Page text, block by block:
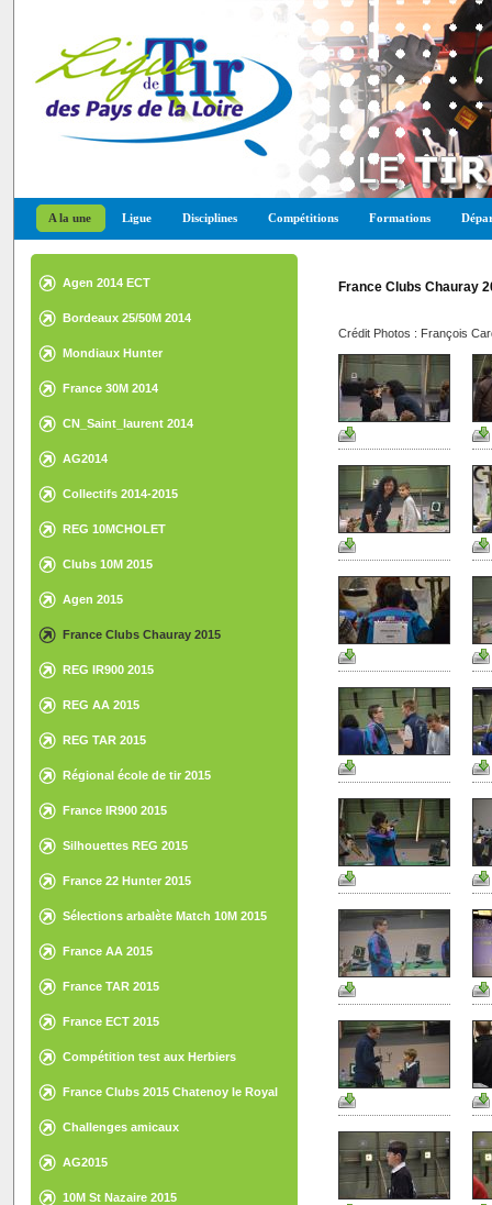
A la une Ligue Disciplines Compétitions Formations
Agen 2014 ECT
Bordeaux 25/50M 2014
Mondiaux Hunter
France 30M 2014
CN_Saint_laurent 2014
AG2014
Collectifs 2014-2015
REG 10MCHOLET
Clubs 10M 2015
Agen 2015
France Clubs Chauray 2015
REG IR900 2015
REG AA 2015
REG TAR 2015
Régional école de tir 2015
France IR900 2015
Silhouettes REG 2015
France 22 Hunter 2015
Sélections arbalète Match 10M 2015
France AA 2015
France TAR 2015
France ECT 2015
Compétition test aux Herbiers
France Clubs 2015 Chatenoy le Royal
Challenges amicaux
AG2015
10M St Nazaire 2015
France Clubs Chauray
Crédit Photos : François